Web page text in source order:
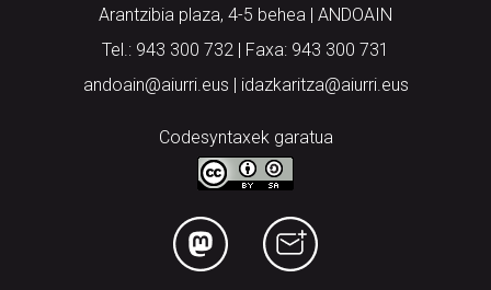
Arantzibia plaza, 4-5 behea | ANDOAIN
Tel.: 943 300 732 | Faxa: 943 300 731
andoain@aiurri.eus | idazkaritza@aiurri.eus
Codesyntaxek garatua